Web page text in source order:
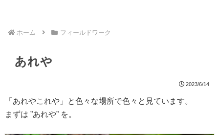
ホーム フィールドワーク
あれや
2023/6/14
「あれやこれや」と色々な場所で色々と見ています。
まずは ”あれや” を。